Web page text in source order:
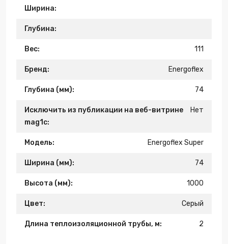
Ширина:
Глубина:
Вес: 111
Бренд: Energoflex
Глубина (мм): 74
Исключить из публикации на веб-витрине
mag1c:
Нет
Модель: Energoflex Super
Ширина (мм): 74
Высота (мм): 1000
Цвет: Серый
Длина теплоизоляционной трубы, м: 2